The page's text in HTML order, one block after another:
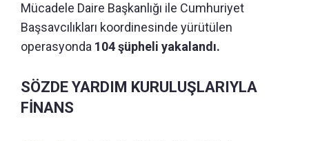
Mücadele Daire Başkanlığı ile Cumhuriyet
Başsavcılıkları koordinesinde yürütülen
operasyonda 104 şüpheli yakalandı.
SÖZDE YARDIM KURULUŞLARIYLA
FİNANS